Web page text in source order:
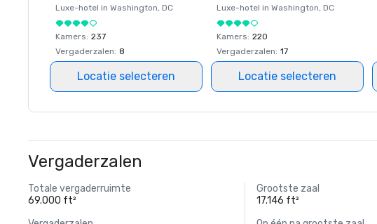
Luxe-hotel in Washington, DC
Kamers: 237
Vergaderzalen: 8
Locatie selecteren
Luxe-hotel in Washington, DC
Kamers: 220
Vergaderzalen: 17
Locatie selecteren
Vergaderzalen
Totale vergaderruimte
69.000 ft²
Grootste zaal
17.146 ft²